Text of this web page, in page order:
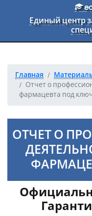
Перейти к основному
Единый центр
Главная
Отчет о
фармацевта под
ОТЧЕТ О